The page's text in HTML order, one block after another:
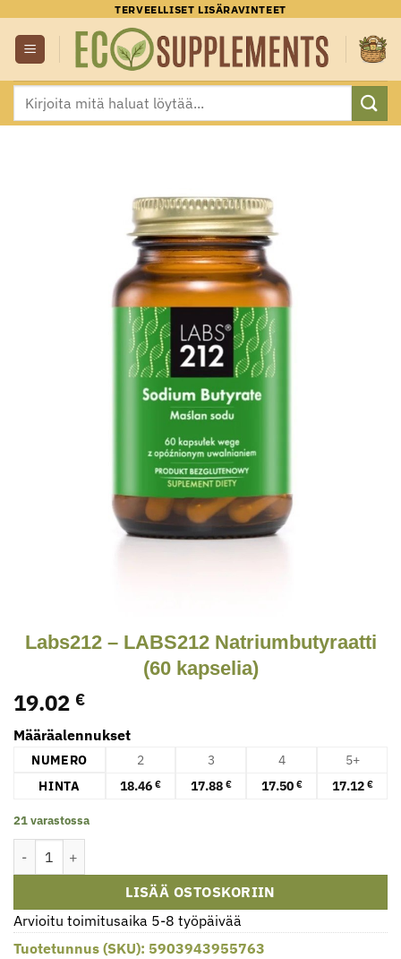
content
TERVEELLISET LISÄRAVINTEET
Etsi:
Labs212 – LABS212 Natriumbutyraatti
(60 kapselia)
19.02 €
Määräalennukset
NUMERO 2 3 4
5+
HINTA
18.46 € 17.88 € 17.50 € 17.12 €
21 varastossa
Labs212 - LABS212 Natriumbutyraatti (60 kapselia) määrä
LISÄÄ OSTOSKORIIN
Arvioitu toimitusaika 5-8 työpäivää
Tuotetunnus (SKU): 5903943955763